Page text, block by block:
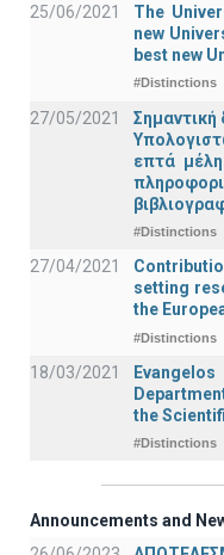
25/06/2021
The
new
best new
#Distinctions
27/05/2021
Σημαντική
επτά
#Distinctions
27/04/2021
setting
the
#Distinctions
18/03/2021
the
#Distinctions
Announcements and